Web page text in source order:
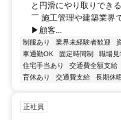
と円滑にやり取りでき
￣ 施工管理や建築業界
▶顧客...
制服あり 業界未経験者歓迎
車通勤OK
固定時間制 職場見
住宅手当あり
交通費全額支給
育休あり
交通費支給 長期休
正社員